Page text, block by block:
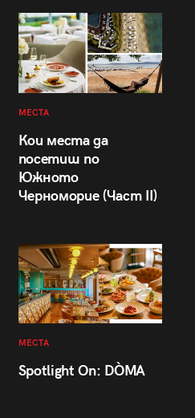
МЕСТА
Кои места да
посетиш по
Южното
Черноморие (Част II)
МЕСТА
Spotlight On: DÒMA